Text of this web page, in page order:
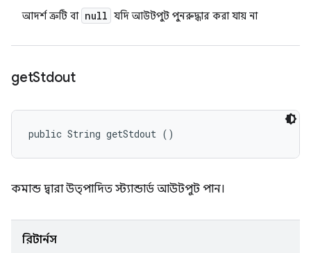
আদর্শ ত্রুটি বা null যদি আউটপুট পুনরুদ্ধার করা যায় না
getStdout
public String getStdout ()
কমান্ড দ্বারা উত্পাদিত স্ট্যান্ডার্ড আউটপুট পান।
রিটার্নস